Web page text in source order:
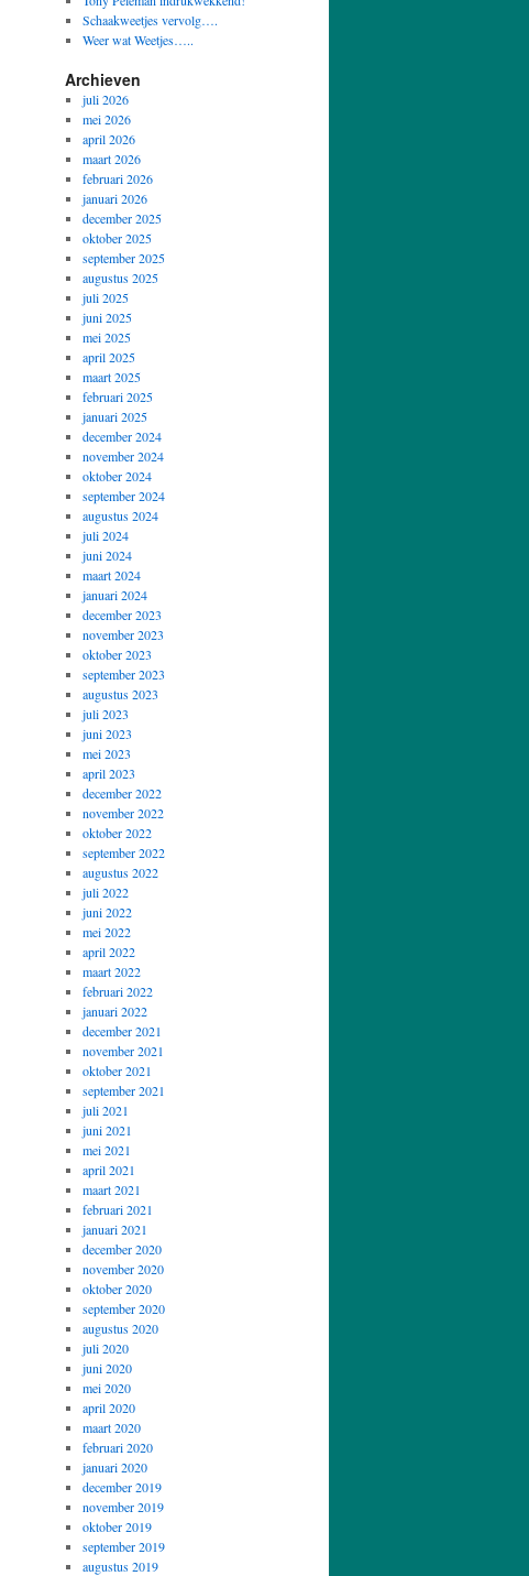
Schaakweetjes vervolg….
Weer wat Weetjes…..
Archieven
juli 2026
mei 2026
april 2026
maart 2026
februari 2026
januari 2026
december 2025
oktober 2025
september 2025
augustus 2025
juli 2025
juni 2025
mei 2025
april 2025
maart 2025
februari 2025
januari 2025
december 2024
november 2024
oktober 2024
september 2024
augustus 2024
juli 2024
juni 2024
maart 2024
januari 2024
december 2023
november 2023
oktober 2023
september 2023
augustus 2023
juli 2023
juni 2023
mei 2023
april 2023
december 2022
november 2022
oktober 2022
september 2022
augustus 2022
juli 2022
juni 2022
mei 2022
april 2022
maart 2022
februari 2022
januari 2022
december 2021
november 2021
oktober 2021
september 2021
juli 2021
juni 2021
mei 2021
april 2021
maart 2021
februari 2021
januari 2021
december 2020
november 2020
oktober 2020
september 2020
augustus 2020
juli 2020
juni 2020
mei 2020
april 2020
maart 2020
februari 2020
januari 2020
december 2019
november 2019
oktober 2019
september 2019
augustus 2019